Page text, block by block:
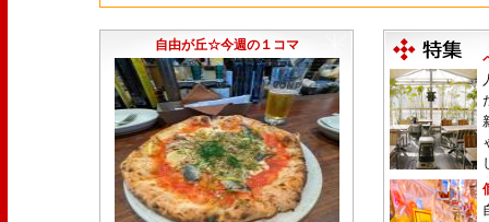
店・閉店情報まとめ】
自由が丘☆今週の１コマ